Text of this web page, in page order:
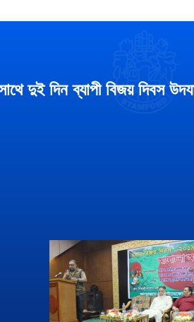
দুই দিন ব্যাপী বিজয় দিবস